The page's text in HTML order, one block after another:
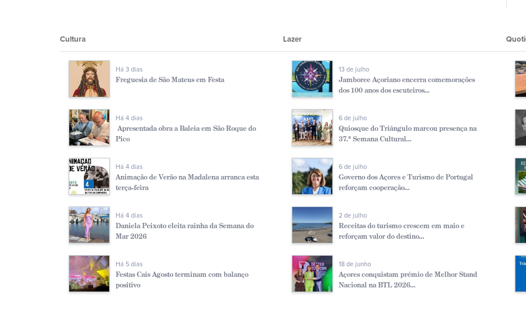
Cultura Lazer
Há 3 dias
Freguesia de São Mateus em Festa
Há 4 dias
Apresentada obra a Baleia em São Roque do
Pico
Há 4 dias
Animação de Verão na Madalena arranca esta
terça-feira
Há 4 dias
Daniela Peixoto eleita rainha da Semana do
Mar 2026
Há 5 dias
Festas Cais Agosto terminam com balanço
positivo
13 de julho
Jamboree Açoriano encerra comemorações
dos 100 anos dos escuteiros...
6 de julho
Quiosque do Triângulo marcou presença na
37.ª Semana Cultural...
6 de julho
Governo dos Açores e Turismo de Portugal
reforçam cooperação...
2 de julho
Receitas do turismo crescem em maio e
reforçam valor do destino...
18 de junho
Açores conquistam prémio de Melhor Stand
Nacional na BTL 2026...